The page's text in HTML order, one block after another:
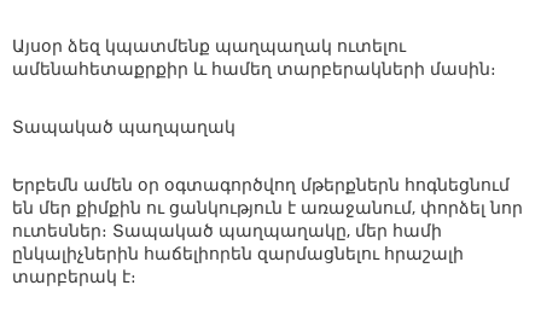
Այսօր ձեզ կպատմենք պաղպաղակ ուտելու
ամենահետաքրքիր և համեղ տարբերակների մասին։
Տապակած պաղպաղակ
Երբեմն ամեն օր օգտագործվող մթերքներն հոգնեցնում
են մեր քիմքին ու ցանկություն է առաջանում, փորձել նոր
ուտեսներ։ Տապակած պաղպաղակը, մեր համի
ընկալիչներին հաճելիորեն զարմացնելու հրաշալի
տարբերակ է։